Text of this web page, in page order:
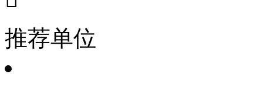
推荐单位